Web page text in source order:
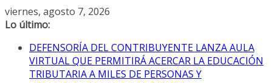
Saltar
al
viernes, agosto 7, 2026
Lo último:
DEFENSORÍA DEL CONTRIBUYENTE LANZA AULA
VIRTUAL QUE PERMITIRÁ ACERCAR LA EDUCACIÓN
TRIBUTARIA A MILES DE PERSONAS Y